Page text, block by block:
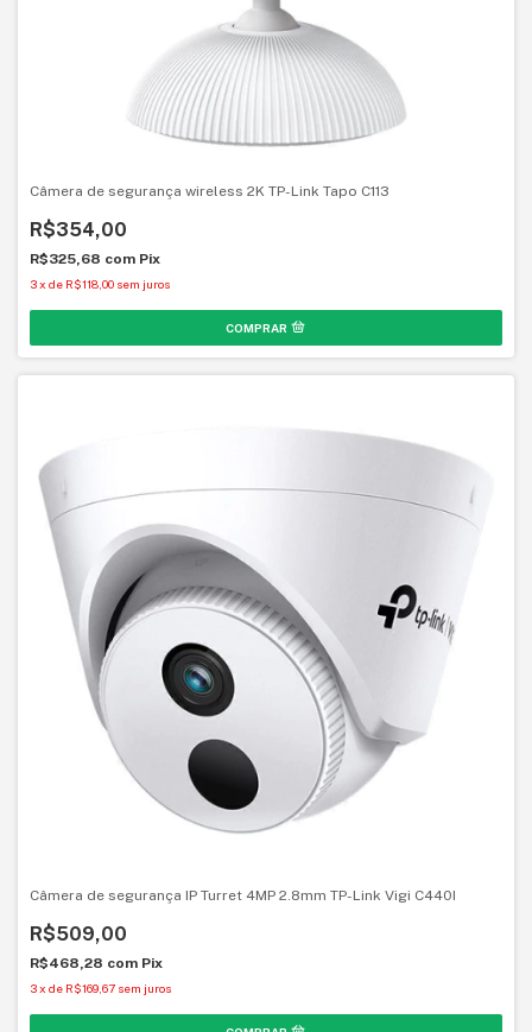
Câmera de segurança wireless 2K TP-Link Tapo C113
R$354,00
R$325,68 com Pix
3x de R$118,00 sem juros
Câmera de segurança IP Turret 4MP 2.8mm TP-Link Vigi C440I
R$509,00
R$468,28 com Pix
3x de R$169,67 sem juros